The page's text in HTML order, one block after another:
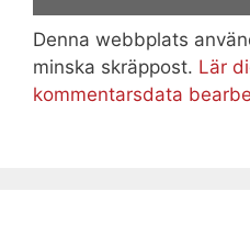
Denna webbplats
minska skräppost. Lär
kommentarsdata